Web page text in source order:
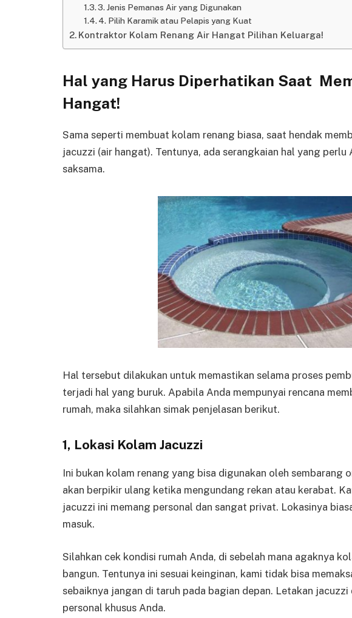
3. Jenis Pemanas Air yang Digunakan
4. Pilih Karamik atau Pelapis yang Kuat
Kontraktor Kolam Renang Air Hangat Pilihan Keluarga!
Hal yang Harus Diperhatikan Saat
Hangat!
Sama seperti membuat kolam renang biasa, saat hendak
jacuzzi (air hangat). Tentunya, ada serangkaian hal yang perlu
saksama.
Hal tersebut dilakukan untuk memastikan selama proses
terjadi hal yang buruk. Apabila Anda mempunyai rencana
rumah, maka silahkan simak penjelasan berikut.
1, Lokasi Kolam Jacuzzi
Ini bukan kolam renang yang bisa digunakan oleh sembarang
akan berpikir ulang ketika mengundang rekan atau kerabat.
jacuzzi ini memang personal dan sangat privat. Lokasinya
masuk.
Silahkan cek kondisi rumah Anda, di sebelah mana agaknya
bangun. Tentunya ini sesuai keinginan, kami tidak bisa
sebaiknya jangan di taruh pada bagian depan. Letakan
personal khusus Anda.